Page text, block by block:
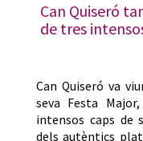
Can Quiseró
de tres
Can Quiseró va
seva Festa
intensos caps de
dels autèntics